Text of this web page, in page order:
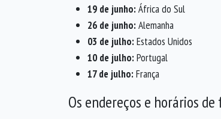
19 de junho: África do Sul
26 de junho: Alemanha
03 de julho: Estados Unidos
10 de julho: Portugal
17 de julho: França
Os endereços e horários